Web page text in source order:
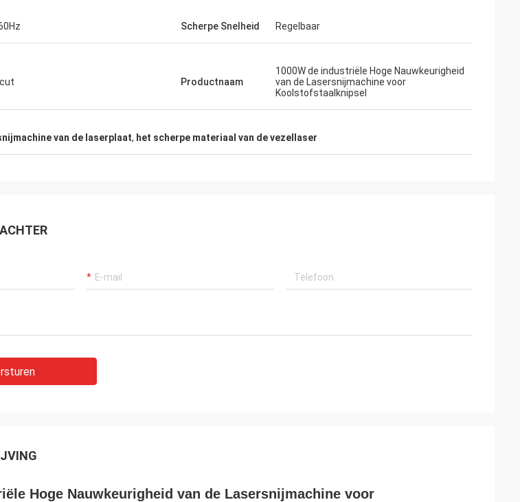
Er
De goed gebouwde machine kijkt stevig….
voorbereid. Kijkt fijn!
Scherpe Snelheid Regelbaar
Productnaam
1000W de industriële Hoge Nauwkeurigheid
van de Lasersnijmachine voor
Koolstofstaalknipsel
van de laserplaat, het scherpe materiaal van de vezellaser
Hoge Nauwkeurigheid van de Lasersnijmachine voor